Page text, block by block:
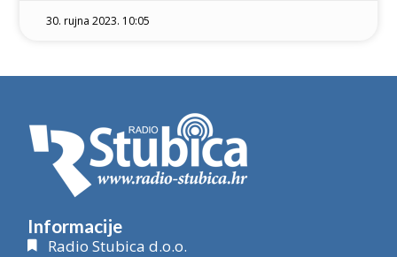
30. rujna 2023. 10:05
Informacije
Radio Stubica d.o.o.